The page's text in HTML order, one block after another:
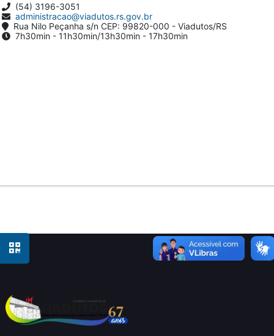
(54) 3196-3051
administracao@viadutos.rs.gov.br
Rua Nilo Peçanha s/n CEP: 99820-000 - Viadutos/RS
7h30min - 11h30min/13h30min - 17h30min